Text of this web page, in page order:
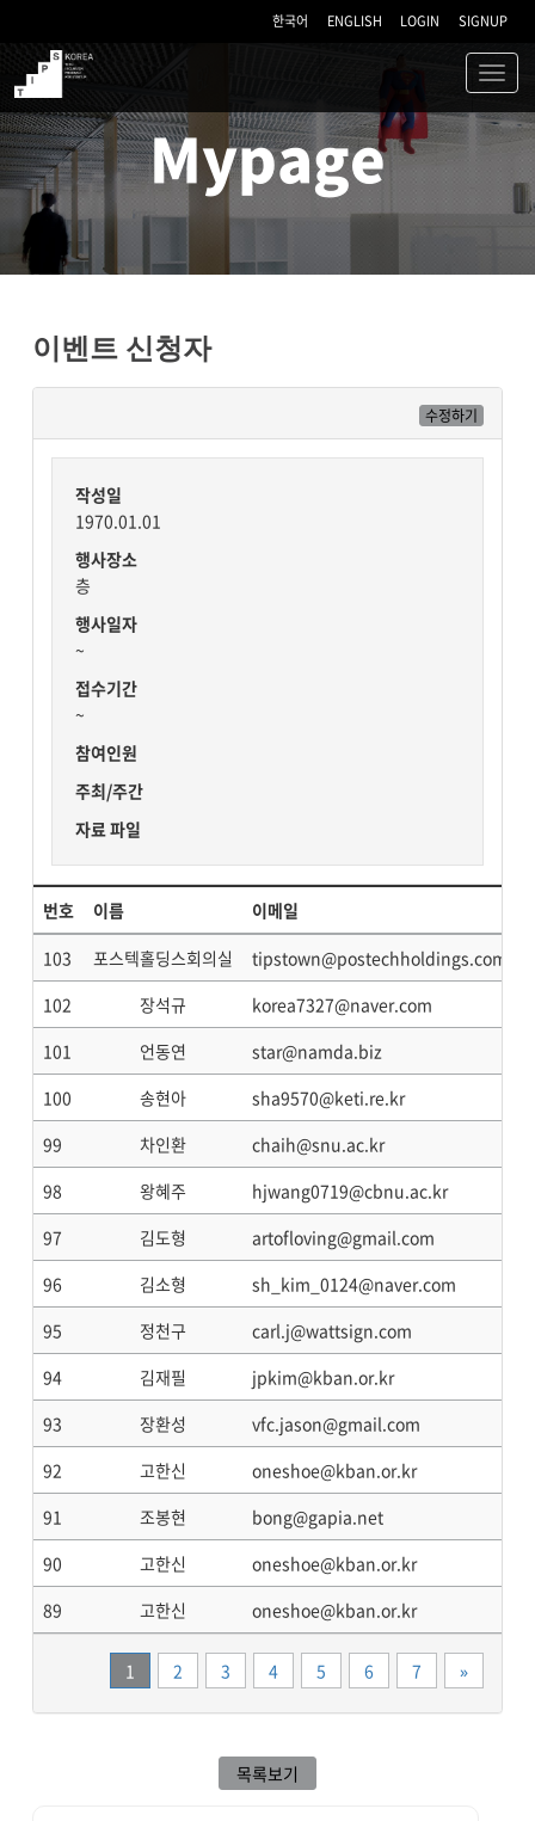
한국어 ENGLISH LOGIN SIGNUP
TIPS
Mypage
이벤트 신청자
수정하기
작성일
1970.01.01
행사장소
층
행사일자
~
접수기간
~
참여인원
주최/주간
자료 파일
번호 이름 이메일
103
포스텍홀딩스회의실 tipstown@postechholdings.com
102
장석규 korea7327@naver.com
101
언동연 star@namda.biz
100
송현아 sha9570@keti.re.kr
99
차인환 chaih@snu.ac.kr
98
왕혜주 hjwang0719@cbnu.ac.kr
97
김도형 artofloving@gmail.com
96
김소형 sh_kim_0124@naver.com
95
정천구 carl.j@wattsign.com
94
김재필 jpkim@kban.or.kr
93
장환성 vfc.jason@gmail.com
92
고한신 oneshoe@kban.or.kr
91
조봉현 bong@gapia.net
90
고한신 oneshoe@kban.or.kr
89
고한신 oneshoe@kban.or.kr
1 2 3 4 5 6 7 »끝
목록보기